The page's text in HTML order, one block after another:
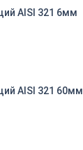
Круг нержавеющий AISI 321 6мм
Круг нержавеющий AISI 321 60мм